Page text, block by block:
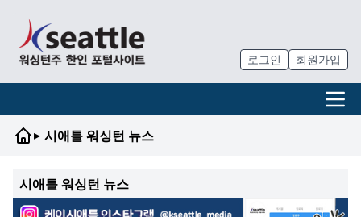
로그인 회원가입
▸ 시애틀 워싱턴 뉴스
시애틀 워싱턴 뉴스